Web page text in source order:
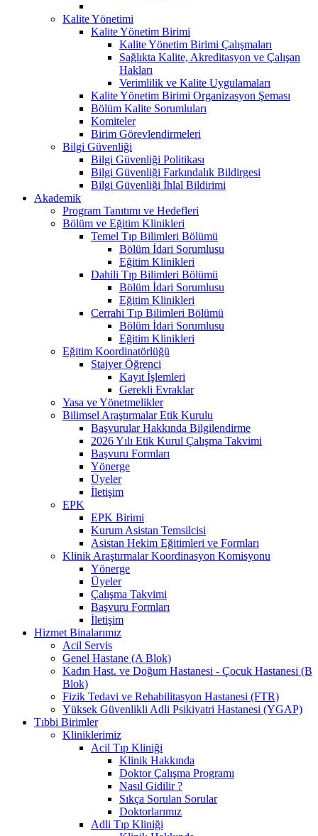
Kalite Yönetimi
Kalite Yönetim Birimi
Kalite Yönetim Birimi Çalışmaları
Sağlıkta Kalite, Akreditasyon ve Çalışan
Hakları
Verimlilik ve Kalite Uygulamaları
Kalite Yönetim Birimi Organizasyon Şeması
Bölüm Kalite Sorumluları
Komiteler
Birim Görevlendirmeleri
Bilgi Güvenliği
Bilgi Güvenliği Politikası
Bilgi Güvenliği Farkındalık Bildirgesi
Bilgi Güvenliği İhlal Bildirimi
Akademik
Program Tanıtımı ve Hedefleri
Bölüm ve Eğitim Klinikleri
Temel Tıp Bilimleri Bölümü
Bölüm İdari Sorumlusu
Eğitim Klinikleri
Dahili Tıp Bilimleri Bölümü
Bölüm İdari Sorumlusu
Eğitim Klinikleri
Cerrahi Tıp Bilimleri Bölümü
Bölüm İdari Sorumlusu
Eğitim Klinikleri
Eğitim Koordinatörlüğü
Stajyer Öğrenci
Kayıt İşlemleri
Gerekli Evraklar
Yasa ve Yönetmelikler
Bilimsel Araştırmalar Etik Kurulu
Başvurular Hakkında Bilgilendirme
2026 Yılı Etik Kurul Çalışma Takvimi
Başvuru Formları
Yönerge
Üyeler
İletişim
EPK
EPK Birimi
Kurum Asistan Temsilcisi
Asistan Hekim Eğitimleri ve Formları
Klinik Araştırmalar Koordinasyon Komisyonu
Yönerge
Üyeler
Çalışma Takvimi
Başvuru Formları
İletişim
Hizmet Binalarımız
Acil Servis
Genel Hastane (A Blok)
Kadın Hast. ve Doğum Hastanesi - Çocuk Hastanesi (B
Blok)
Fizik Tedavi ve Rehabilitasyon Hastanesi (FTR)
Yüksek Güvenlikli Adli Psikiyatri Hastanesi (YGAP)
Tıbbi Birimler
Kliniklerimiz
Acil Tıp Kliniği
Klinik Hakkında
Doktor Çalışma Programı
Nasıl Gidilir ?
Sıkça Sorulan Sorular
Doktorlarımız
Adli Tıp Kliniği